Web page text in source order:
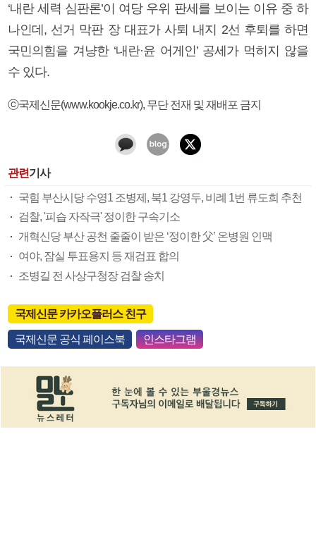
‘내란 세력 심판론’이 여당 우위 판세를 보이는 이유 중 하
나인데, 선거 막판 장 대표가 사퇴 내지 2선 후퇴를 하면
국민의힘을 겨냥한 ‘내란·윤 어게인’ 공세가 먹히지 않을
수 있다.
ⓒ국제신문(www.kookje.co.kr), 무단 전재 및 재배포 금지
관련기사
국힘 부산시당 수영1 조병제, 북1 강영두, 비례 1번 류도희 추천
검찰, '피습 자작극' 정이한 구속기소
개혁신당 부산 공천 줄줄이 받은 ‘정이한 父’ 온병원 인맥
여야, 잠실 투표용지 등 재검표 합의
조병길 전 사상구청장 검찰 송치
국제신문 카카오플러스 친구
국제신문 공식 페이스북 인스타그램